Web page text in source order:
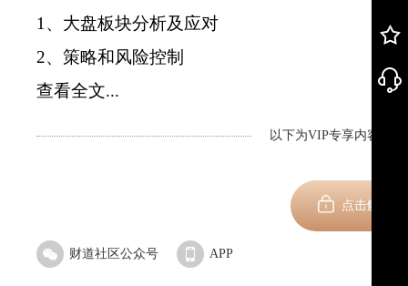
1、大盘板块分析及应对
2、策略和风险控制
查看全文...
以下为VIP专享内容，剩
点击解锁
财道社区公众号 APP